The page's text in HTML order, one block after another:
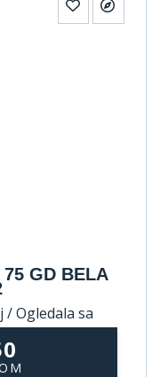
75 GD BELA
/ Ogledala sa